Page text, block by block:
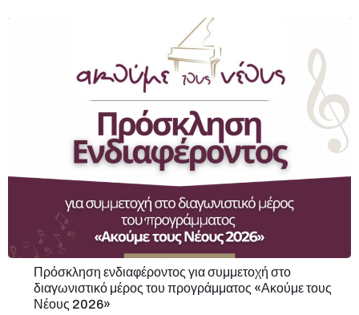
Πρόσκληση ενδιαφέροντος για συμμετοχή στο
διαγωνιστικό μέρος του προγράμματος «Ακούμε τους
Νέους 2026»